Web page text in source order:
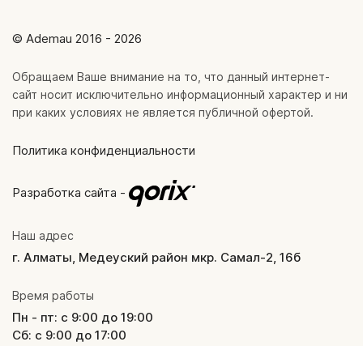
© Ademau 2016 - 2026
Обращаем Ваше внимание на то, что данный интернет-
сайт носит исключительно информационный характер и ни
при каких условиях не является публичной офертой.
Политика конфиденциальности
Разработка сайта -
Наш адрес
г. Алматы, Медеуский район мкр. Самал-2, 16б
Время работы
Пн - пт: с 9:00 до 19:00
Сб: с 9:00 до 17:00